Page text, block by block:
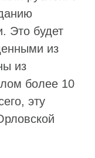
Это будет
из
из
более 10
эту